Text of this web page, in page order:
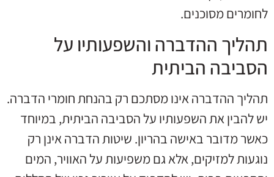
לחומרים מסוכנים.
תהליך ההדברה והשפעותיו על
הסביבה הביתית
תהליך ההדברה אינו מסתכם רק בהנחת חומרי הדברה.
יש להבין את השפעותיו על הסביבה הביתית, במיוחד
כאשר מדובר באישה בהריון. שיטות הדברה אינן רק
נוגעות למזיקים, אלא גם משפיעות על האוויר, המים